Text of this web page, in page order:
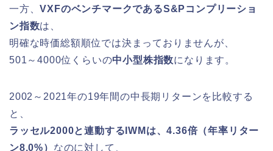
一方、VXFのベンチマークであるS&Pコンプリーショ
ン指数は、
明確な時価総額順位では決まっておりませんが、
501～4000位くらいの中小型株指数になります。
2002～2021年の19年間の中長期リターンを比較する
と、
ラッセル2000と連動するIWMは、4.36倍（年率リター
ン8.0%） なのに対して、